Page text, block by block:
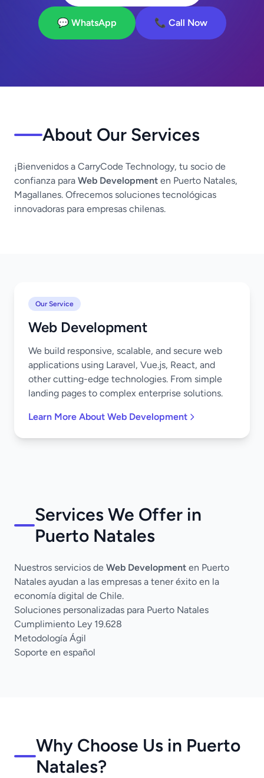
💬 WhatsApp 📞 Call Now
About Our Services
¡Bienvenidos a CarryCode Technology, tu socio de
confianza para Web Development en Puerto Natales,
Magallanes. Ofrecemos soluciones tecnológicas
innovadoras para empresas chilenas.
Our Service
Web Development
We build responsive, scalable, and secure web
applications using Laravel, Vue.js, React, and
other cutting-edge technologies. From simple
landing pages to complex enterprise solutions.
Learn More About Web Development
Services We Offer in
Puerto Natales
Nuestros servicios de Web Development en Puerto
Natales ayudan a las empresas a tener éxito en la
economía digital de Chile.
Soluciones personalizadas para Puerto Natales
Cumplimiento Ley 19.628
Metodología Ágil
Soporte en español
Why Choose Us in Puerto
Natales?